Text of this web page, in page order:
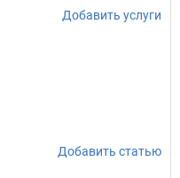
Добавить услуги
Добавить статью